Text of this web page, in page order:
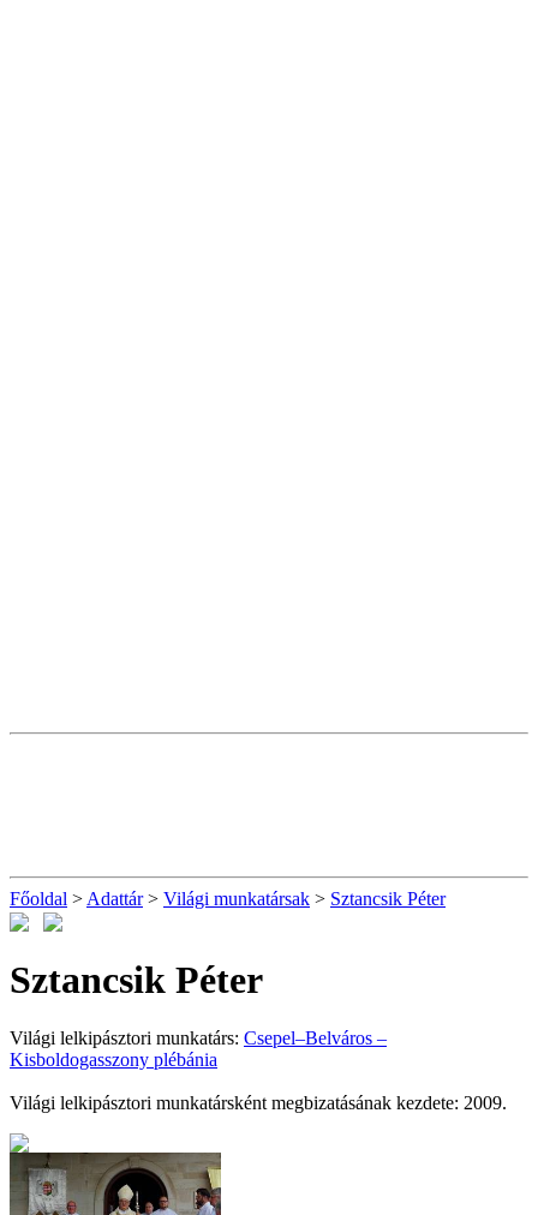
Főoldal > Adattár> Világi munkatársak > Sztancsik Péter
Sztancsik Péter
Világi lelkipásztori munkatárs: Csepel–Belváros –
Kisboldogasszony plébánia
Világi lelkipásztori munkatársként megbizatásának kezdete: 2009.